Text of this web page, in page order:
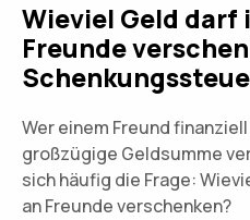
Wieviel Geld
Freunde
Wer einem Freund
großzügige Geldsumme
sich häufig die Frage:
an Freunde verschenken?